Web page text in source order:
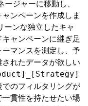
ジャーに移動し、
ンペーンを作成しま
ーンな独立したキャ
ャンペーンに継ぎ足
マンスを測定し、予
れたデータが欲しい
のフィルタリングが
貫性を持たせたい場